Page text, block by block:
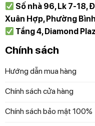
Máy hút mùi áp tường
Bảng điều khiển
Máy hút mùi Bosch
Số nhà 96, Lk 7-18,
Xuân Hợp, Phường
Tầng 4, Diamond
Chính sách
Hướng dẫn mua hàng
Chính sách cửa hàng
Chính sách bảo mật 100%